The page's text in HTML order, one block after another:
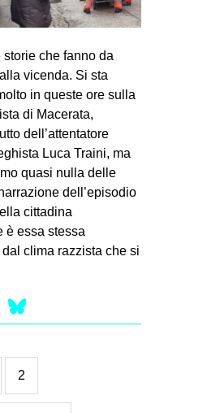
storie che fanno da
vicenda. Si sta
in queste ore sulla
di Macerata,
dell’attentatore
Luca Traini, ma
quasi nulla delle
dell’episodio
cittadina
è essa stessa
clima razzista che si
Facebook
2